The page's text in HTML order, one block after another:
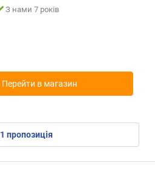
З нами 7 років
Перейти в магазин
1 пропозиція